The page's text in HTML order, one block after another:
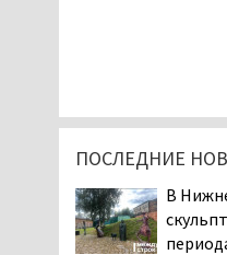
ПОСЛЕДНИЕ
В